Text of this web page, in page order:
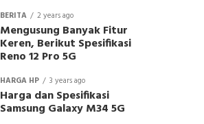
BERITA 2 years ago
Mengusung Banyak Fitur
Keren, Berikut Spesifikasi
Reno 12 Pro 5G
HARGA HP 3 years ago
Harga dan Spesifikasi
Samsung Galaxy M34 5G